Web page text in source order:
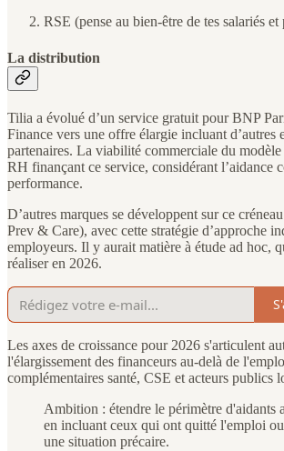
RSE (pense au bien-être de tes salariés et
La distribution
Tilia a évolué d’un service gratuit pour BNP
Finance vers une offre élargie incluant d’autres
partenaires. La viabilité commerciale du modèle
RH finançant ce service, considérant l’aidance
performance.
D’autres marques se développent sur ce
Prev & Care), avec cette stratégie d’approche
employeurs. Il y aurait matière à étude ad hoc,
réaliser en 2026.
Les axes de croissance pour 2026 s'articulent
l'élargissement des financeurs au-delà de
complémentaires santé, CSE et acteurs publics
Ambition : étendre le périmètre d'aidants
en incluant ceux qui ont quitté l'emploi
une situation précaire.